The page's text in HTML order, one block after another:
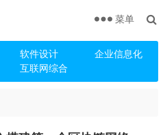
软件设计
企业信息化
互联网综合
菜单